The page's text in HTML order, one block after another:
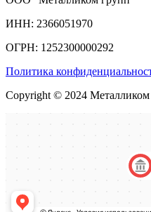
ИНН: 2366051970
ОГРН: 1252300000292
Политика
Copyright © 2024 Металликом